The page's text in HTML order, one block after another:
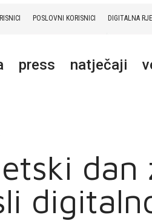
POSLOVNI KORISNICI DIGITALNA
press natječaji
dan